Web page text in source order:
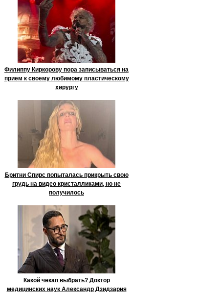
Филиппу Киркорову пора записываться на
прием к своему любимому пластическому
хирургу
Бритни Спирс попыталась прикрыть свою
грудь на видео кристалликами, но не
получилось
Какой чекап выбрать? Доктор
медицинских наук Александр Дзидзария